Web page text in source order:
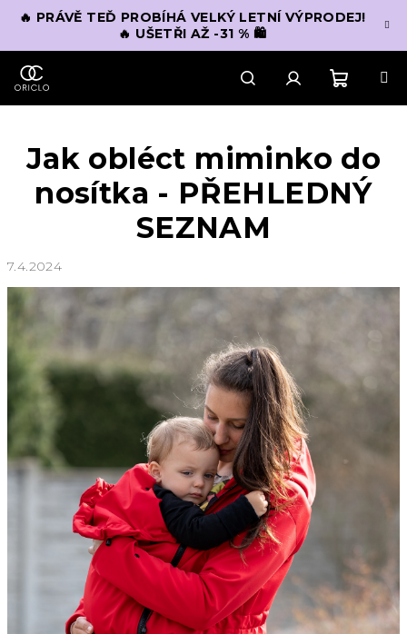
🔥 PRÁVĚ TEĎ PROBÍHÁ VELKÝ LETNÍ VÝPRODEJ!
🔥 UŠETŘI AŽ -31 % 🛍️
HledatPřihlášení
košík
Jak obléct miminko do
nosítka - PŘEHLEDNÝ
SEZNAM
7.4.2024